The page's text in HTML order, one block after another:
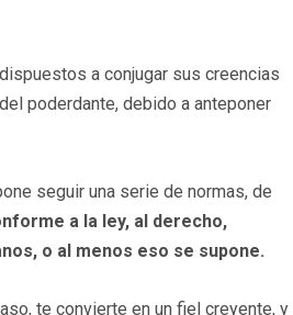
a conjugar sus creencias
poderdante, debido a anteponer
seguir una serie de normas, de
a la ley, al derecho,
o al menos eso se supone.
te convierte en un fiel creyente, y